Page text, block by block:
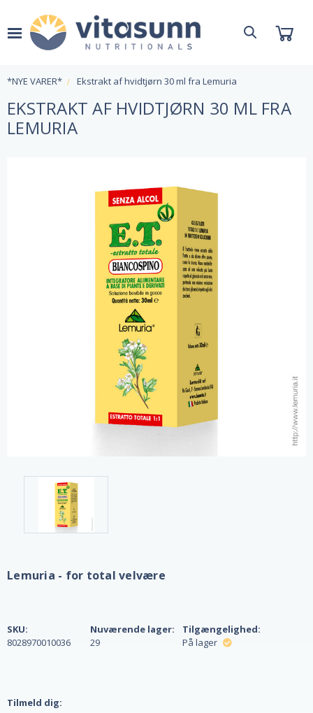
*NYE VARER* Ekstrakt af hvidtjørn 30 ml fra Lemuria
EKSTRAKT AF HVIDTJØRN 30 ML FRA
LEMURIA
Lemuria - for total velvære
SKU:
8028970010036
Nuværende lager:
29
Tilgængelighed:
På lager
Tilmeld dig: